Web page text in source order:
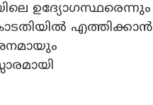
ഉദ്യോഗസ്ഥരെന്നും
എത്തിക്കാൻ